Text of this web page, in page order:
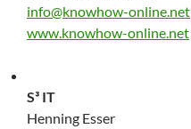
info@knowhow-online.net
www.knowhow-online.net
S³ IT
Henning Esser